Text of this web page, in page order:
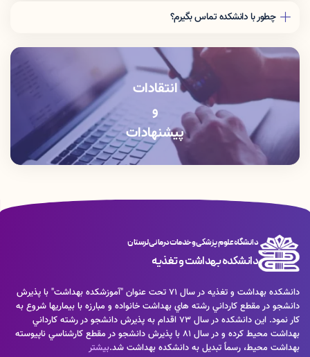
چطور با دانشکده تماس بگیرم؟
آموزش دانشكده: 06633412309
انتقادات
و
پیشنهادات
دانشگاه علوم پزشکی و خدمات درمانی لرستان
دانشکده بهداشت و تغذیه
دانشكده بهداشت و تغذيه در سال 71 تحت عنوان "آموزشكده بهداشت" با پذيرش
دانشجو در مقطع كارداني رشته هاي بهداشت خانواده و مبارزه با بيماريها شروع به
كار نمود. اين دانشكده در سال 73 اقدام به پذيرش دانشجو در رشته كارداني
بهداشت محيط كرده و در سال 81 با پذيرش دانشجو در مقطع كارشناسي ناپيوسته
بهداشت محيط، رسماً تبديل به دانشكده بهداشت شد.بیشتر